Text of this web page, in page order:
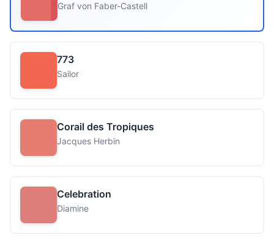
Graf von Faber-Castell
773
Sailor
Corail des Tropiques
Jacques Herbin
Celebration
Diamine